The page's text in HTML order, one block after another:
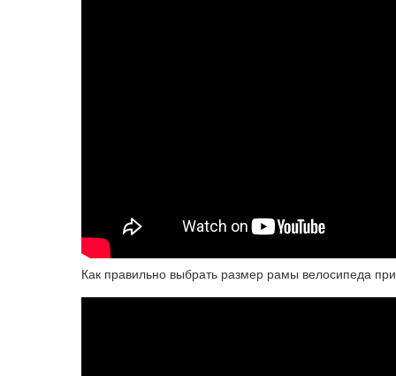
Как правильно выбрать размер рамы велосипеда при